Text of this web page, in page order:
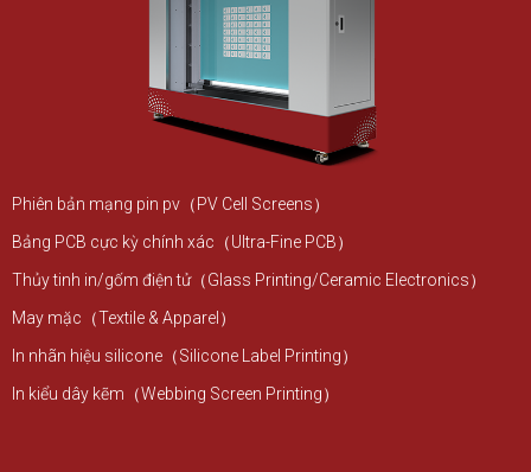
Phiên bản mạng pin pv（PV Cell Screens）
Bảng PCB cực kỳ chính xác（Ultra-Fine PCB）
Thủy tinh in/gốm điện tử（Glass Printing/Ceramic Electronics）
May mặc（Textile & Apparel）
In nhãn hiệu silicone（Silicone Label Printing）
In kiểu dây kẽm（Webbing Screen Printing）